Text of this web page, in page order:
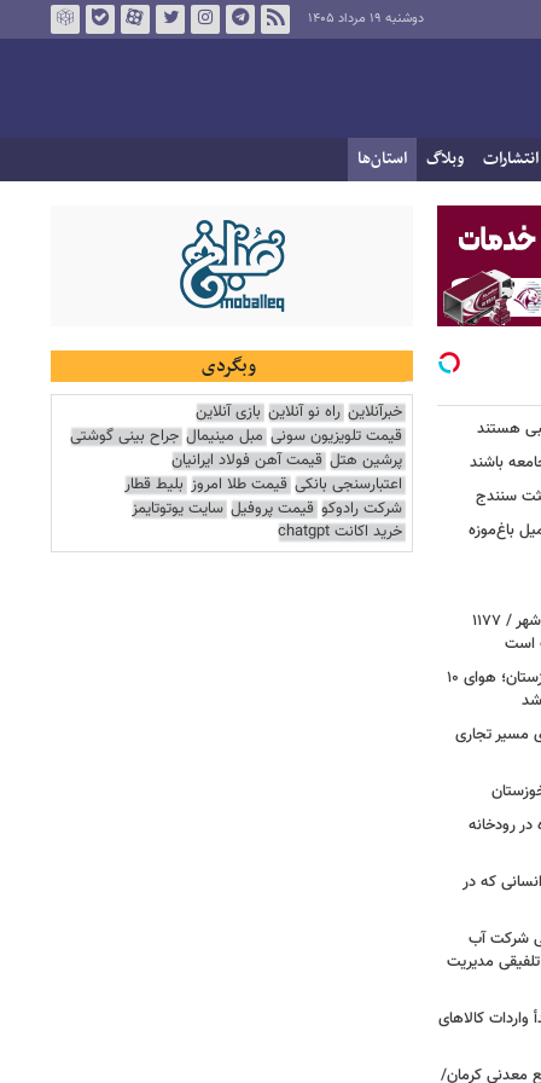
دوشنبه ۱۹ مرداد ۱۴۰۵
انتشارات وبلاگ استان‌ها
هستند
باشند
سنندج
باغ‌موزه
واریز ۵۷ درصدی مطالبات گندمکاران بوشهر / ۱۱۷۷
است
گرمای ۴۹ درجه‌ای و موج شرجی در خوزستان؛ هوای ۱۰
مسیر تجاری
غرق‌شده در رودخانه
که در
شرکت آب
مدیریت
کالاهای
معدنی کرمان/
وبگردی
خبرآنلاین راه نو آنلاین بازی آنلاین
قیمت تلویزیون سونی مبل مینیمال جراح بینی گوشتی
پرشین هتل قیمت آهن فولاد ایرانیان
اعتبارسنجی بانکی قیمت طلا امروز بلیط قطار
شرکت رادوکو قیمت پروفیل سایت یوتوتایمز
خرید اکانت chatgpt